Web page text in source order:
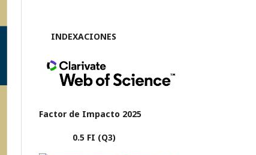
INDEXACIONES
Factor de Impacto 2025
0.5 FI (Q3)